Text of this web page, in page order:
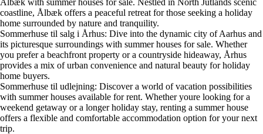
coastline, Ålbæk offers a peaceful retreat for those seeking a holiday
home surrounded by nature and tranquility.
Sommerhuse til salg i Århus: Dive into the dynamic city of Aarhus and
its picturesque surroundings with summer houses for sale. Whether
you prefer a beachfront property or a countryside hideaway, Århus
provides a mix of urban convenience and natural beauty for holiday
home buyers.
Sommerhuse til udlejning: Discover a world of vacation possibilities
with summer houses available for rent. Whether youre looking for a
weekend getaway or a longer holiday stay, renting a summer house
offers a flexible and comfortable accommodation option for your next
trip.